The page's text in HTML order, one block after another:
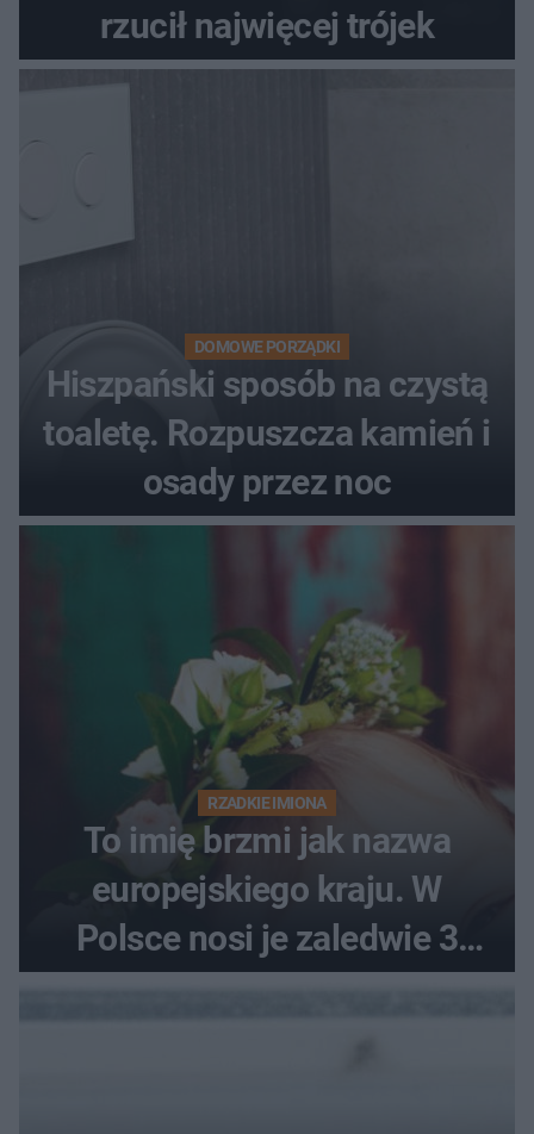
rzucił najwięcej trójek
DOMOWE PORZĄDKI
Hiszpański sposób na czystą
toaletę. Rozpuszcza kamień i
osady przez noc
RZADKIE IMIONA
To imię brzmi jak nazwa
europejskiego kraju. W
Polsce nosi je zaledwie 3